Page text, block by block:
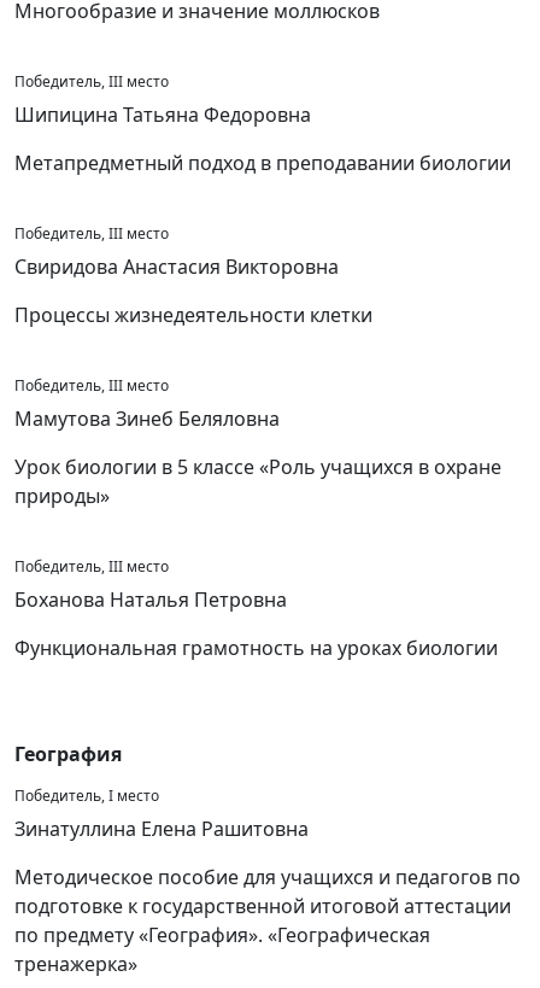
Многообразие и значение моллюсков
Победитель, III место
Шипицина Татьяна Федоровна
Метапредметный подход в преподавании биологии
Победитель, III место
Свиридова Анастасия Викторовна
Процессы жизнедеятельности клетки
Победитель, III место
Мамутова Зинеб Беляловна
Урок биологии в 5 классе «Роль учащихся в охране
природы»
Победитель, III место
Боханова Наталья Петровна
Функциональная грамотность на уроках биологии
География
Победитель, I место
Зинатуллина Елена Рашитовна
Методическое пособие для учащихся и педагогов по
подготовке к государственной итоговой аттестации
по предмету «География». «Географическая
тренажерка»